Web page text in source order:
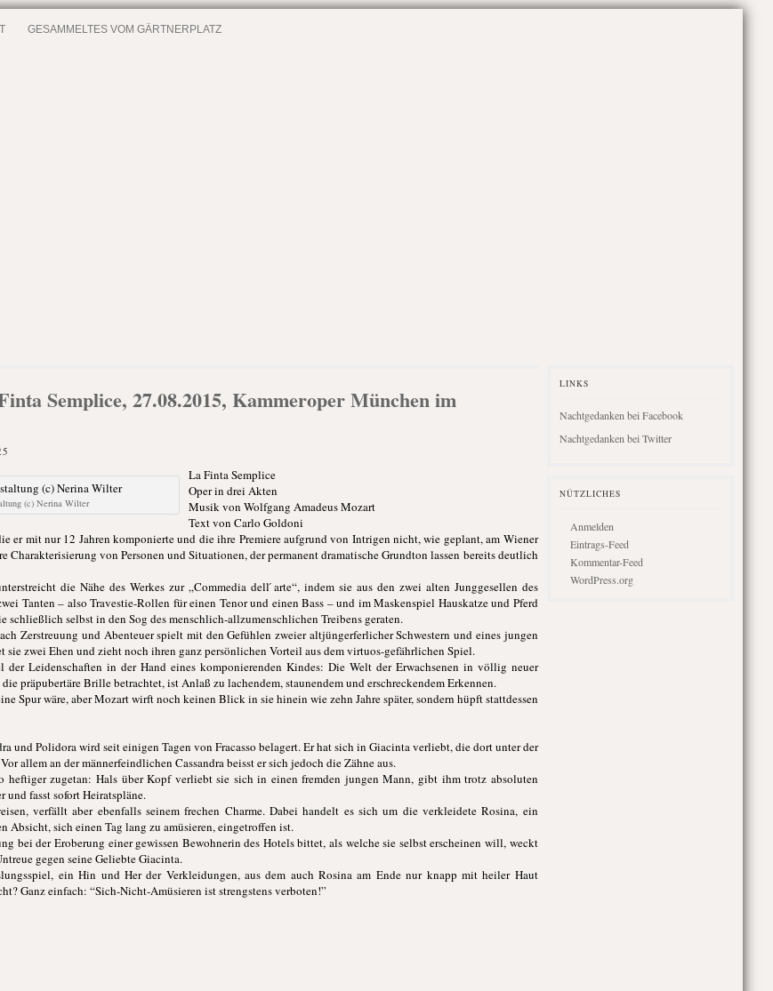
GESAMMELTES VOM GÄRTNERPLATZ
Semplice, 27.08.2015, Kammeroper München im
(c) Nerina Wilter
La Finta Semplice
Oper in drei Akten
Musik von Wolfgang Amadeus Mozart
Text von Carlo Goldoni
er mit nur 12 Jahren komponierte und die ihre Premiere aufgrund von Intrigen nicht, wie geplant, am Wiener
Charakterisierung von Personen und Situationen, der permanent dramatische Grundton lassen bereits deutlich
die Nähe des Werkes zur „Commedia dell ́arte“, indem sie aus den zwei alten Junggesellen des
Tanten – also Travestie-Rollen für einen Tenor und einen Bass – und im Maskenspiel Hauskatze und Pferd
schließlich selbst in den Sog des menschlich-allzumenschlichen Treibens geraten.
Zerstreuung und Abenteuer spielt mit den Gefühlen zweier altjüngerferlicher Schwestern und eines jungen
sie zwei Ehen und zieht noch ihren ganz persönlichen Vorteil aus dem virtuos-gefährlichen Spiel.
Leidenschaften in der Hand eines komponierenden Kindes: Die Welt der Erwachsenen in völlig neuer
präpubertäre Brille betrachtet, ist Anlaß zu lachendem, staunendem und erschreckendem Erkennen.
Spur wäre, aber Mozart wirft noch keinen Blick in sie hinein wie zehn Jahre später, sondern hüpft stattdessen
und Polidora wird seit einigen Tagen von Fracasso belagert. Er hat sich in Giacinta verliebt, die dort unter der
allem an der männerfeindlichen Cassandra beisst er sich jedoch die Zähne aus.
heftiger zugetan: Hals über Kopf verliebt sie sich in einen fremden jungen Mann, gibt ihm trotz absoluten
und fasst sofort Heiratspläne.
verfällt aber ebenfalls seinem frechen Charme. Dabei handelt es sich um die verkleidete Rosina, ein
Absicht, sich einen Tag lang zu amüsieren, eingetroffen ist.
bei der Eroberung einer gewissen Bewohnerin des Hotels bittet, als welche sie selbst erscheinen will, weckt
gegen seine Geliebte Giacinta.
ein Hin und Her der Verkleidungen, aus dem auch Rosina am Ende nur knapp mit heiler Haut
Ganz einfach: “Sich-Nicht-Amüsieren ist strengstens verboten!”
LINKS
Nachtgedanken bei Facebook
Nachtgedanken bei Twitter
NÜTZLICHES
Anmelden
Eintrags-Feed
Kommentar-Feed
WordPress.org